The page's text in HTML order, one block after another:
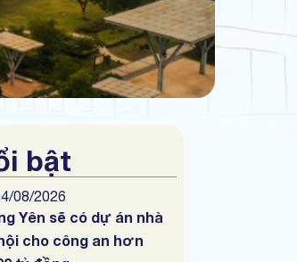
bật
08/2026
Yên sẽ có dự án nhà
cho công an hơn